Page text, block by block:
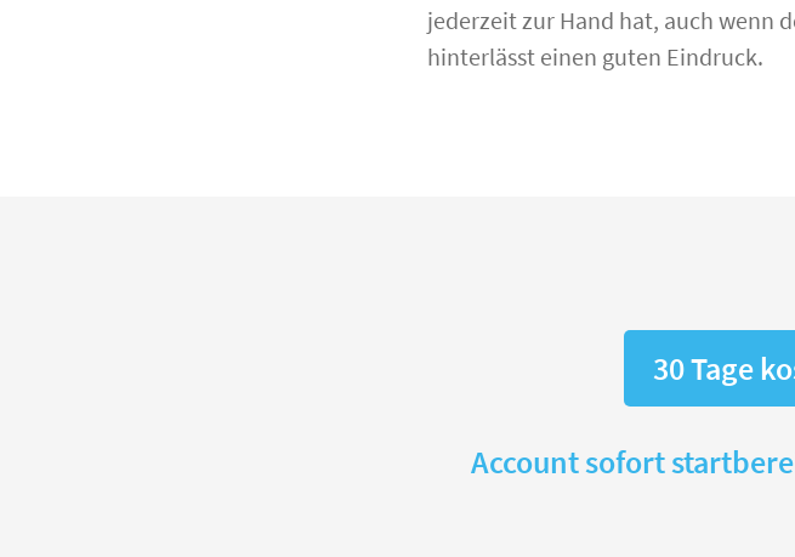
jederzeit zur Hand hat, auch wenn
hinterlässt einen guten Eindruck.
30 Tage
Account sofort